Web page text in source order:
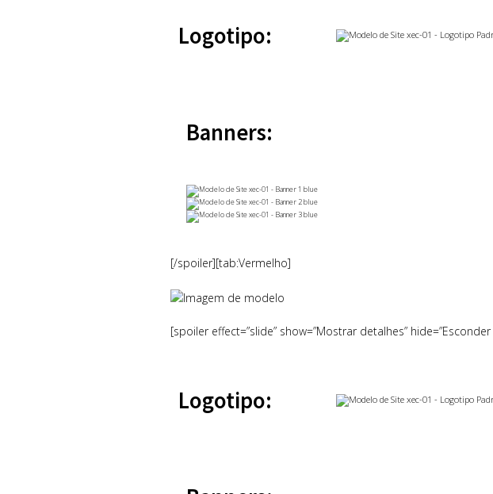
Logotipo:
Banners:
[/spoiler][tab:Vermelho]
[spoiler effect=”slide” show=”Mostrar detalhes”
Logotipo: